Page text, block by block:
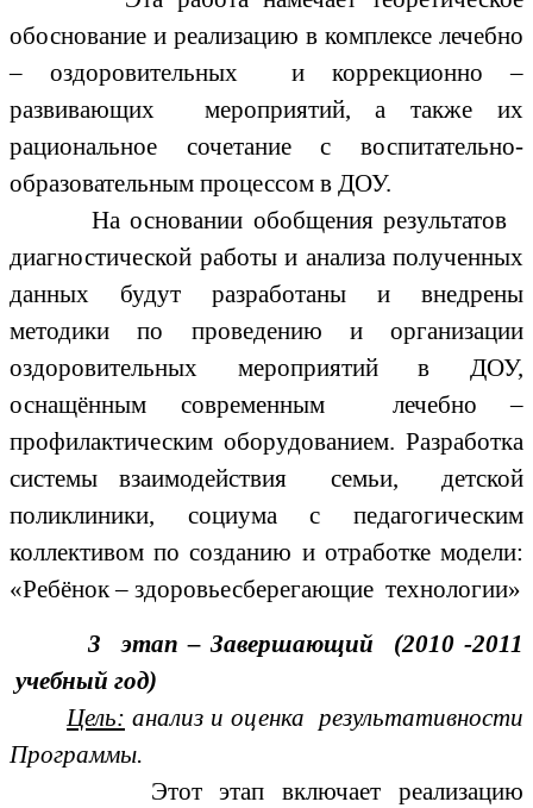
обоснование и реализацию в комплексе лечебно
– оздоровительных и коррекционно –
развивающих мероприятий, а также их
рациональное сочетание с воспитательно-
образовательным процессом в ДОУ.
На основании обобщения результатов
диагностической работы и анализа полученных
данных будут разработаны и внедрены
методики по проведению и организации
оздоровительных мероприятий в ДОУ,
оснащённым современным лечебно –
профилактическим оборудованием. Разработка
системы взаимодействия семьи, детской
поликлиники, социума с педагогическим
коллективом по созданию и отработке модели:
«Ребёнок – здоровьесберегающие технологии»
3 этап – Завершающий (2010 -2011
учебный год)
Цель: анализ и оценка результативности
Программы.
Этот этап включает реализацию